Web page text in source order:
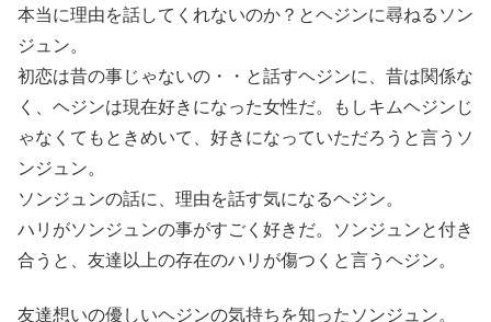
本当に理由を話してくれないのか？とヘジンに尋ねるソン
ジュン。
初恋は昔の事じゃないの・・と話すヘジンに、昔は関係な
く、ヘジンは現在好きになった女性だ。もしキムヘジンじ
ゃなくてもときめいて、好きになっていただろうと言うソ
ンジュン。
ソンジュンの話に、理由を話す気になるヘジン。
ハリがソンジュンの事がすごく好きだ。ソンジュンと付き
合うと、友達以上の存在のハリが傷つくと言うヘジン。
友達想いの優しいヘジンの気持ちを知ったソンジュン。